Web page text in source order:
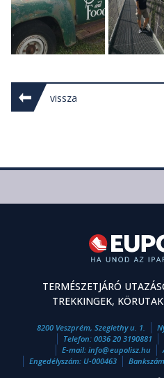
vissza
TERMÉSZETJÁRÓ
TREKKINGEK,
8200 Veszprém, Szeglethy u. 1.
Telefon: 0036 20 3190881
E-mail: info@eupolisz.hu
Engedélyszám: U-000463